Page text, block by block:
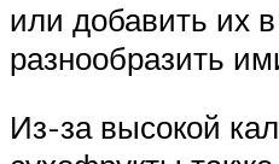
или добавить их
разнообразить
Из-за высокой